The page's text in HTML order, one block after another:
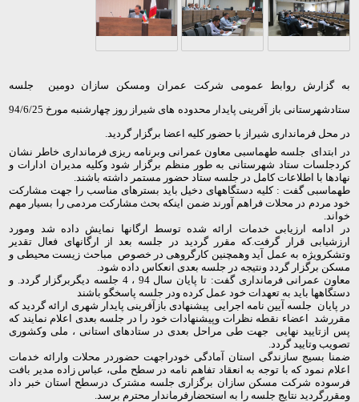
به گزارش روابط عمومی شرکت عمران ومسکن سازان دومین جلسه
ستادشهرستانی باز آفرینی پایدار محدوده های شیراز روز چهارشنبه مورخ 94/6/25
در محل فرمانداری شیراز با حضور کلیه اعضا برگزار گردید.
در ابتدای جلسه طهماسبی معاون عمرانی وبرنامه ریزی فرمانداری خاطر نشان
کردجلسات ستاد شهرستانی به طور منظم برگزار شود وکلیه مدیران ادارات و
نهادها با اطلاعات کامل در جلسه ستاد حضور مستمر داشته باشند.
طهماسبی گفت : کلیه دستگاههای دخیل باید بسترهای مناسب را جهت مشارکت
خود مردم در محلات فراهم آورند ضمن اینکه بحث مشارکت مردمی را بسیار مهم
خواند.
در ادامه ارزیابی خدمات ارائه شده توسط ارگانها نمایش داده شد ومورد
ارزشیابی قرار گرفت.که مقرر گردید در جلسه بعد از ارگانهای فعال تقدیر
وتشکرویژه به عمل آید وهمچنین کارگروهی در خصوص مباحث زیست محیطی و
مسکن برگزار گردد ونتیجه در جلسه بعدی انعکاس داده شود.
معاون عمرانی فرمانداری گفت: تا پایان سال 94 ، 4 جلسه دیگربرگزار گردد. و
دستگاهها باید به تعهدات خود عمل کرده ودر جلسه پاسخگو باشند
در پایان جلسه آیین نامه اجرایی پیشنهادی بازآفرینی پایدار شهری ارائه گردید که
مقررشد اعضاء نقطه نظرات وپیشنهادات خود را در جلسه بعدی اعلام نمایند که
پس ازتایید نهایی جهت طی مراحل بعدی در ستادهای استانی ، ملی وکشوری
تصویب وتایید گردد.
ضمنا بسیج سازندگی استان آمادگی خودراجهت حضوردر محلات وارائه خدمات
اعلام نمود که با توجه به انعقاد تفاهم نامه در سطح ملی، عباس زاده مدیر بافت
فرسوده شرکت مسکن سازان برگزاری جلسه مشترک درسطح استان خبر داد
ومقررگردید نتایج جلسه را به استحضارفرماندار محترم برسد.